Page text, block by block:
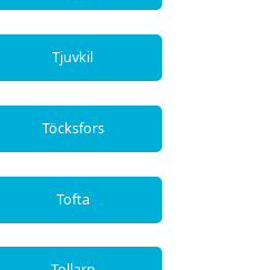
Tjuvkil
Töcksfors
Tofta